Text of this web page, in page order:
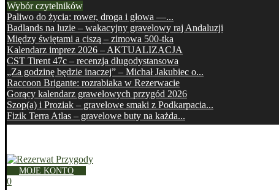
Wybór czytelników
Paliwo do życia: rower, droga i głowa —...
Badlands na luzie – wakacyjny gravelowy raj Andaluzji
Między świętami a ciszą – zimowa 500-tka
Kalendarz imprez 2026 – AKTUALIZACJA
CST Tirent 47c – recenzja długodystansowa
„Za godzinę będzie inaczej” – Michał Jakubiec o...
Raccoon Brigante: rozrabiaka w Rezerwacie
Gorący kalendarz grawelowych przygód 2026
Szop(a) i Proziak – gravelowe smaki z Podkarpacia...
Fizik Terra Atlas – gravelowe buty na każda...
MOJE KONTO
0